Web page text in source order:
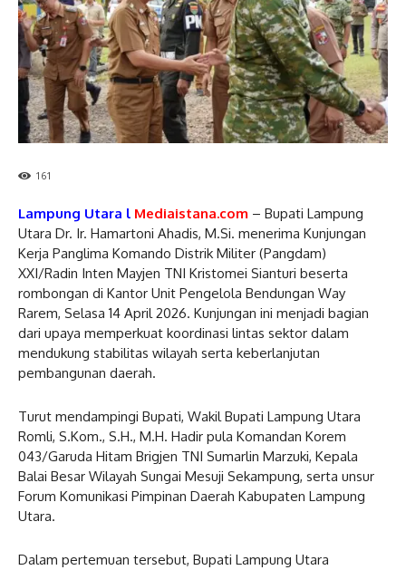
161
Lampung Utara l Mediaistana.com – Bupati Lampung
Utara Dr. Ir. Hamartoni Ahadis, M.Si. menerima Kunjungan
Kerja Panglima Komando Distrik Militer (Pangdam)
XXI/Radin Inten Mayjen TNI Kristomei Sianturi beserta
rombongan di Kantor Unit Pengelola Bendungan Way
Rarem, Selasa 14 April 2026. Kunjungan ini menjadi bagian
dari upaya memperkuat koordinasi lintas sektor dalam
mendukung stabilitas wilayah serta keberlanjutan
pembangunan daerah.
Turut mendampingi Bupati, Wakil Bupati Lampung Utara
Romli, S.Kom., S.H., M.H. Hadir pula Komandan Korem
043/Garuda Hitam Brigjen TNI Sumarlin Marzuki, Kepala
Balai Besar Wilayah Sungai Mesuji Sekampung, serta unsur
Forum Komunikasi Pimpinan Daerah Kabupaten Lampung
Utara.
Dalam pertemuan tersebut, Bupati Lampung Utara